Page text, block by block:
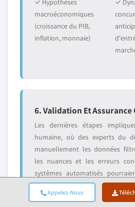
Appelez-Nous
✓ Hypothèses
macroéconomiques
(croissance du PIB,
inflation, monnaie)
✓
6. Validation Et
Les dernières étapes
humaine, où des experts du
manuellement les données
les nuances et les erreurs
systèmes automatisés
revue par des experts ajoute
d'assurance qualité,